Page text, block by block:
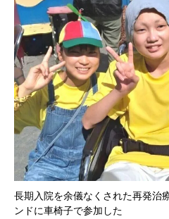
長期入院を余儀なくされた再発治
ンドに車椅子で参加した